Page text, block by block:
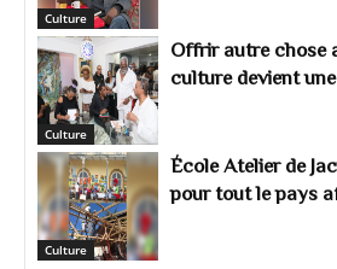
Culture
Culture
Offrir autre chose
culture devient
Culture
École Atelier de
pour tout le pays